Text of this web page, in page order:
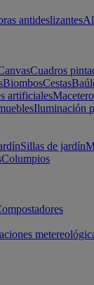
antideslizantes
Cuadros
BiombosCestas
artificiales
Iluminación
Sillas de jardín
Columpios